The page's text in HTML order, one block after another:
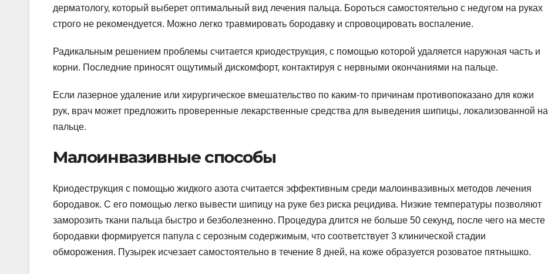
дерматологу, который выберет оптимальный вид лечения пальца. Бороться самостоятельно с недугом на руках
строго не рекомендуется. Можно легко травмировать бородавку и спровоцировать воспаление.
Радикальным решением проблемы считается криодеструкция, с помощью которой удаляется наружная часть и
корни. Последние приносят ощутимый дискомфорт, контактируя с нервными окончаниями на пальце.
Если лазерное удаление или хирургическое вмешательство по каким-то причинам противопоказано для кожи
рук, врач может предложить проверенные лекарственные средства для выведения шипицы, локализованной на
пальце.
Малоинвазивные способы
Криодеструкция с помощью жидкого азота считается эффективным среди малоинвазивных методов лечения
бородавок. С его помощью легко вывести шипицу на руке без риска рецидива. Низкие температуры позволяют
заморозить ткани пальца быстро и безболезненно. Процедура длится не больше 50 секунд, после чего на месте
бородавки формируется папула с серозным содержимым, что соответствует 3 клинической стадии
обморожения. Пузырек исчезает самостоятельно в течение 8 дней, на коже образуется розоватое пятнышко.